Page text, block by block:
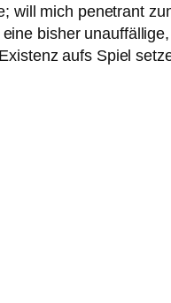
mich penetrant
bisher
aufs Spiel